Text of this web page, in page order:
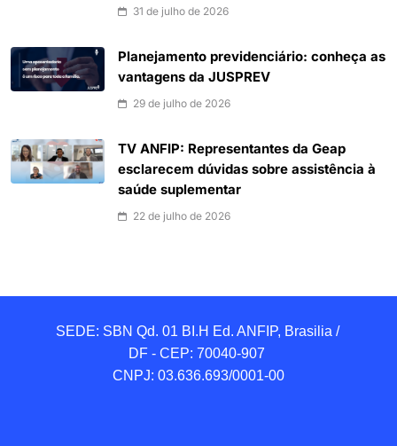
31 de julho de 2026
Planejamento previdenciário: conheça as
vantagens da JUSPREV
29 de julho de 2026
TV ANFIP: Representantes da Geap
esclarecem dúvidas sobre assistência à
saúde suplementar
22 de julho de 2026
SEDE: SBN Qd. 01 BI.H Ed. ANFIP, Brasilia /
DF - CEP: 70040-907
CNPJ: 03.636.693/0001-00